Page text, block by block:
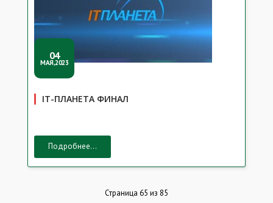
04
МАЯ,2023
IT-ПЛАНЕТА ФИНАЛ
Подробнее...
Страница 65 из 85